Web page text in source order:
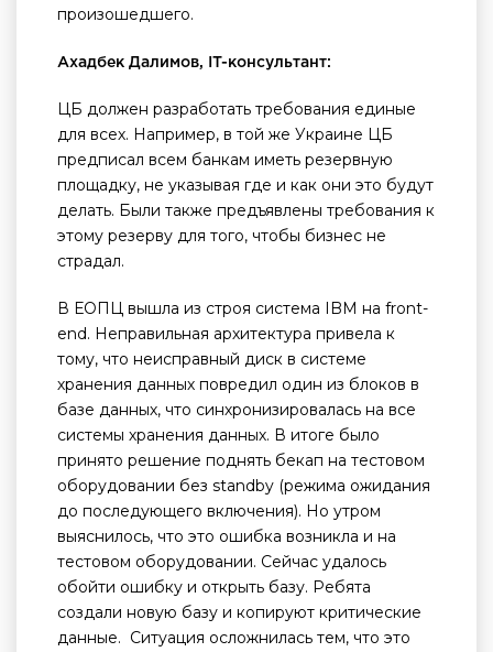
произошедшего.
Ахадбек Далимов, IT-консультант:
ЦБ должен разработать требования единые
для всех. Например, в той же Украине ЦБ
предписал всем банкам иметь резервную
площадку, не указывая где и как они это будут
делать. Были также предъявлены требования к
этому резерву для того, чтобы бизнес не
страдал.
В ЕОПЦ вышла из строя система IBM на front-
end. Неправильная архитектура привела к
тому, что неисправный диск в системе
хранения данных повредил один из блоков в
базе данных, что синхронизировалась на все
системы хранения данных. В итоге было
принято решение поднять бекап на тестовом
оборудовании без standby (режима ожидания
до последующего включения). Но утром
выяснилось, что это ошибка возникла и на
тестовом оборудовании. Сейчас удалось
обойти ошибку и открыть базу. Ребята
создали новую базу и копируют критические
данные. Ситуация осложнилась тем, что это